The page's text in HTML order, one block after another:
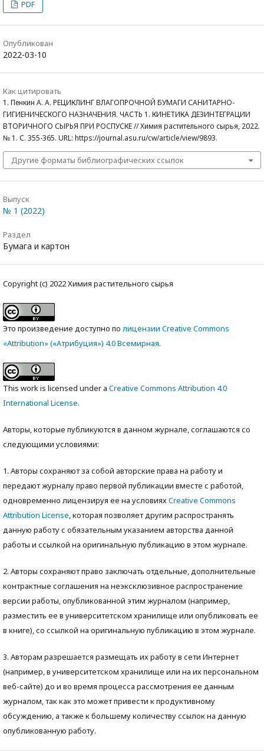
PDF
Опубликован
2022-03-10
Как цитировать
1. Пенкин А. А. РЕЦИКЛИНГ ВЛАГОПРОЧНОЙ БУМАГИ САНИТАРНО-
ГИГИЕНИЧЕСКОГО НАЗНАЧЕНИЯ. ЧАСТЬ 1. КИНЕТИКА ДЕЗИНТЕГРАЦИИ
ВТОРИЧНОГО СЫРЬЯ ПРИ РОСПУСКЕ // Химия растительного сырья, 2022.
№ 1. С. 355-365. URL: https://journal.asu.ru/cw/article/view/9893.
Другие форматы библиографических ссылок
Выпуск
№ 1 (2022)
Раздел
Бумага и картон
Copyright (c) 2022 Химия растительного сырья
Это произведение доступно по лицензии Creative Commons
«Attribution» («Атрибуция») 4.0 Всемирная.
This work is licensed under a Creative Commons Attribution 4.0
International License.
Авторы, которые публикуются в данном журнале, соглашаются со
следующими условиями:
1. Авторы сохраняют за собой авторские права на работу и
передают журналу право первой публикации вместе с работой,
одновременно лицензируя ее на условияхCreative Commons
Attribution License, которая позволяет другим распространять
данную работу с обязательным указанием авторства данной
работы и ссылкой на оригинальную публикацию в этом журнале.
2. Авторы сохраняют право заключать отдельные, дополнительные
контрактные соглашения на неэксклюзивное распространение
версии работы, опубликованной этим журналом (например,
разместить ее в университетском хранилище или опубликовать ее
в книге), со ссылкой на оригинальную публикацию в этом журнале.
3. Авторам разрешается размещать их работу в сети Интернет
(например, в университетском хранилище или на их персональном
веб-сайте) до и во время процесса рассмотрения ее данным
журналом, так как это может привести к продуктивному
обсуждению, а также к большему количеству ссылок на данную
опубликованную работу.